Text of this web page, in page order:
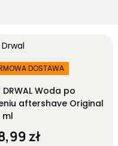
i matowe lub
nawilżenie i
włosów i
DOSTAWA
DRWAL Woda po
Original
ml
zł